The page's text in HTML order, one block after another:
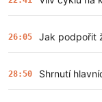
26:05 Jak podpořit
28:50 Shrnutí